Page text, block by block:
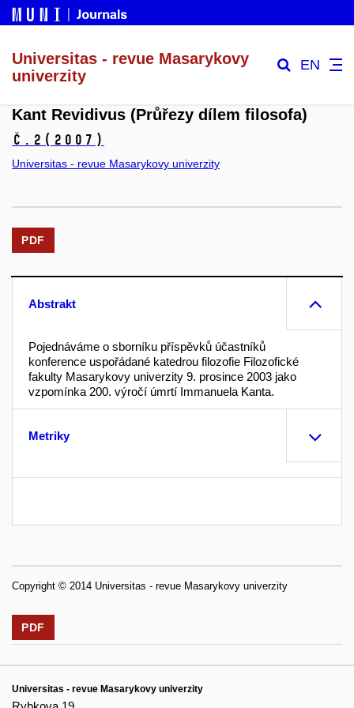
Universitas - revue Masarykovy
univerzity
EN
Kant Revidivus (Průřezy dílem filosofa)
č.2 (2007)
Universitas - revue Masarykovy univerzity
PDF
Abstrakt
Pojednáváme o sborníku příspěvků účastníků
konference uspořádané katedrou filozofie Filozofické
fakulty Masarykovy univerzity 9. prosince 2003 jako
vzpomínka 200. výročí úmrtí Immanuela Kanta.
Metriky
Copyright © 2014 Universitas - revue Masarykovy univerzity
PDF
Universitas - revue Masarykovy univerzity